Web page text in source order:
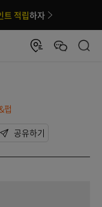
트 적립하자
펍
공유하기